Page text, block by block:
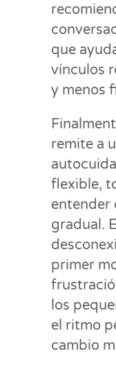
que
vínculos
y menos
remite a
flexible,
entender
gradual.
primer
los
el ritmo
cambio